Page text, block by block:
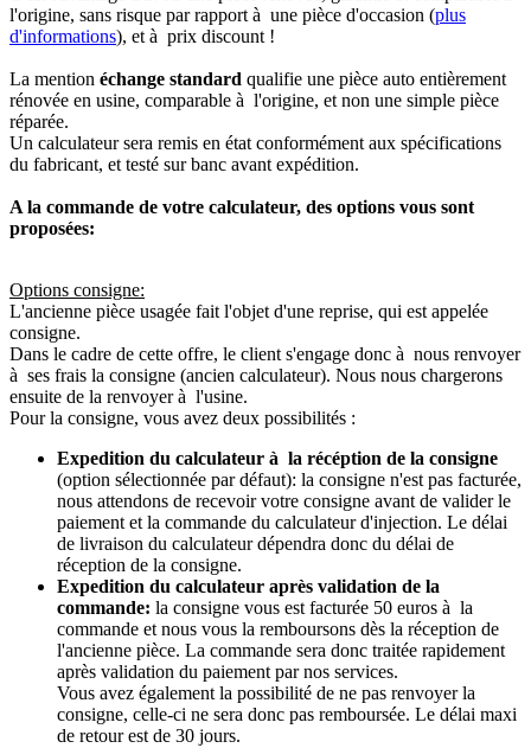
l'origine, sans risque par rapport à une pièce d'occasion (plus
d'informations), et à prix discount !
La mention échange standard qualifie une pièce auto entièrement
rénovée en usine, comparable à l'origine, et non une simple pièce
réparée.
Un calculateur sera remis en état conformément aux spécifications
du fabricant, et testé sur banc avant expédition.
A la commande de votre calculateur, des options vous sont
proposées:
Options consigne:
L'ancienne pièce usagée fait l'objet d'une reprise, qui est appelée
consigne.
Dans le cadre de cette offre, le client s'engage donc à nous renvoyer
à ses frais la consigne (ancien calculateur). Nous nous chargerons
ensuite de la renvoyer à l'usine.
Pour la consigne, vous avez deux possibilités :
Expedition du calculateur à la récéption de la consigne
(option sélectionnée par défaut): la consigne n'est pas facturée,
nous attendons de recevoir votre consigne avant de valider le
paiement et la commande du calculateur d'injection. Le délai
de livraison du calculateur dépendra donc du délai de
réception de la consigne.
Expedition du calculateur après validation de la
commande: la consigne vous est facturée 50 euros à la
commande et nous vous la remboursons dès la réception de
l'ancienne pièce. La commande sera donc traitée rapidement
après validation du paiement par nos services.
Vous avez également la possibilité de ne pas renvoyer la
consigne, celle-ci ne sera donc pas remboursée. Le délai maxi
de retour est de 30 jours.